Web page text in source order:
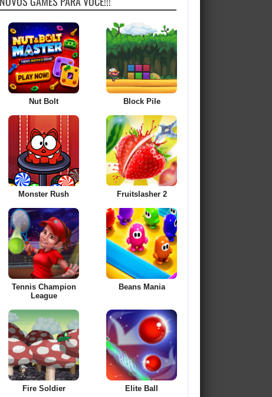
Nut Bolt Block Pile
Monster Rush Fruitslasher 2
Tennis Champion
League
Beans Mania
Fire Soldier Elite Ball